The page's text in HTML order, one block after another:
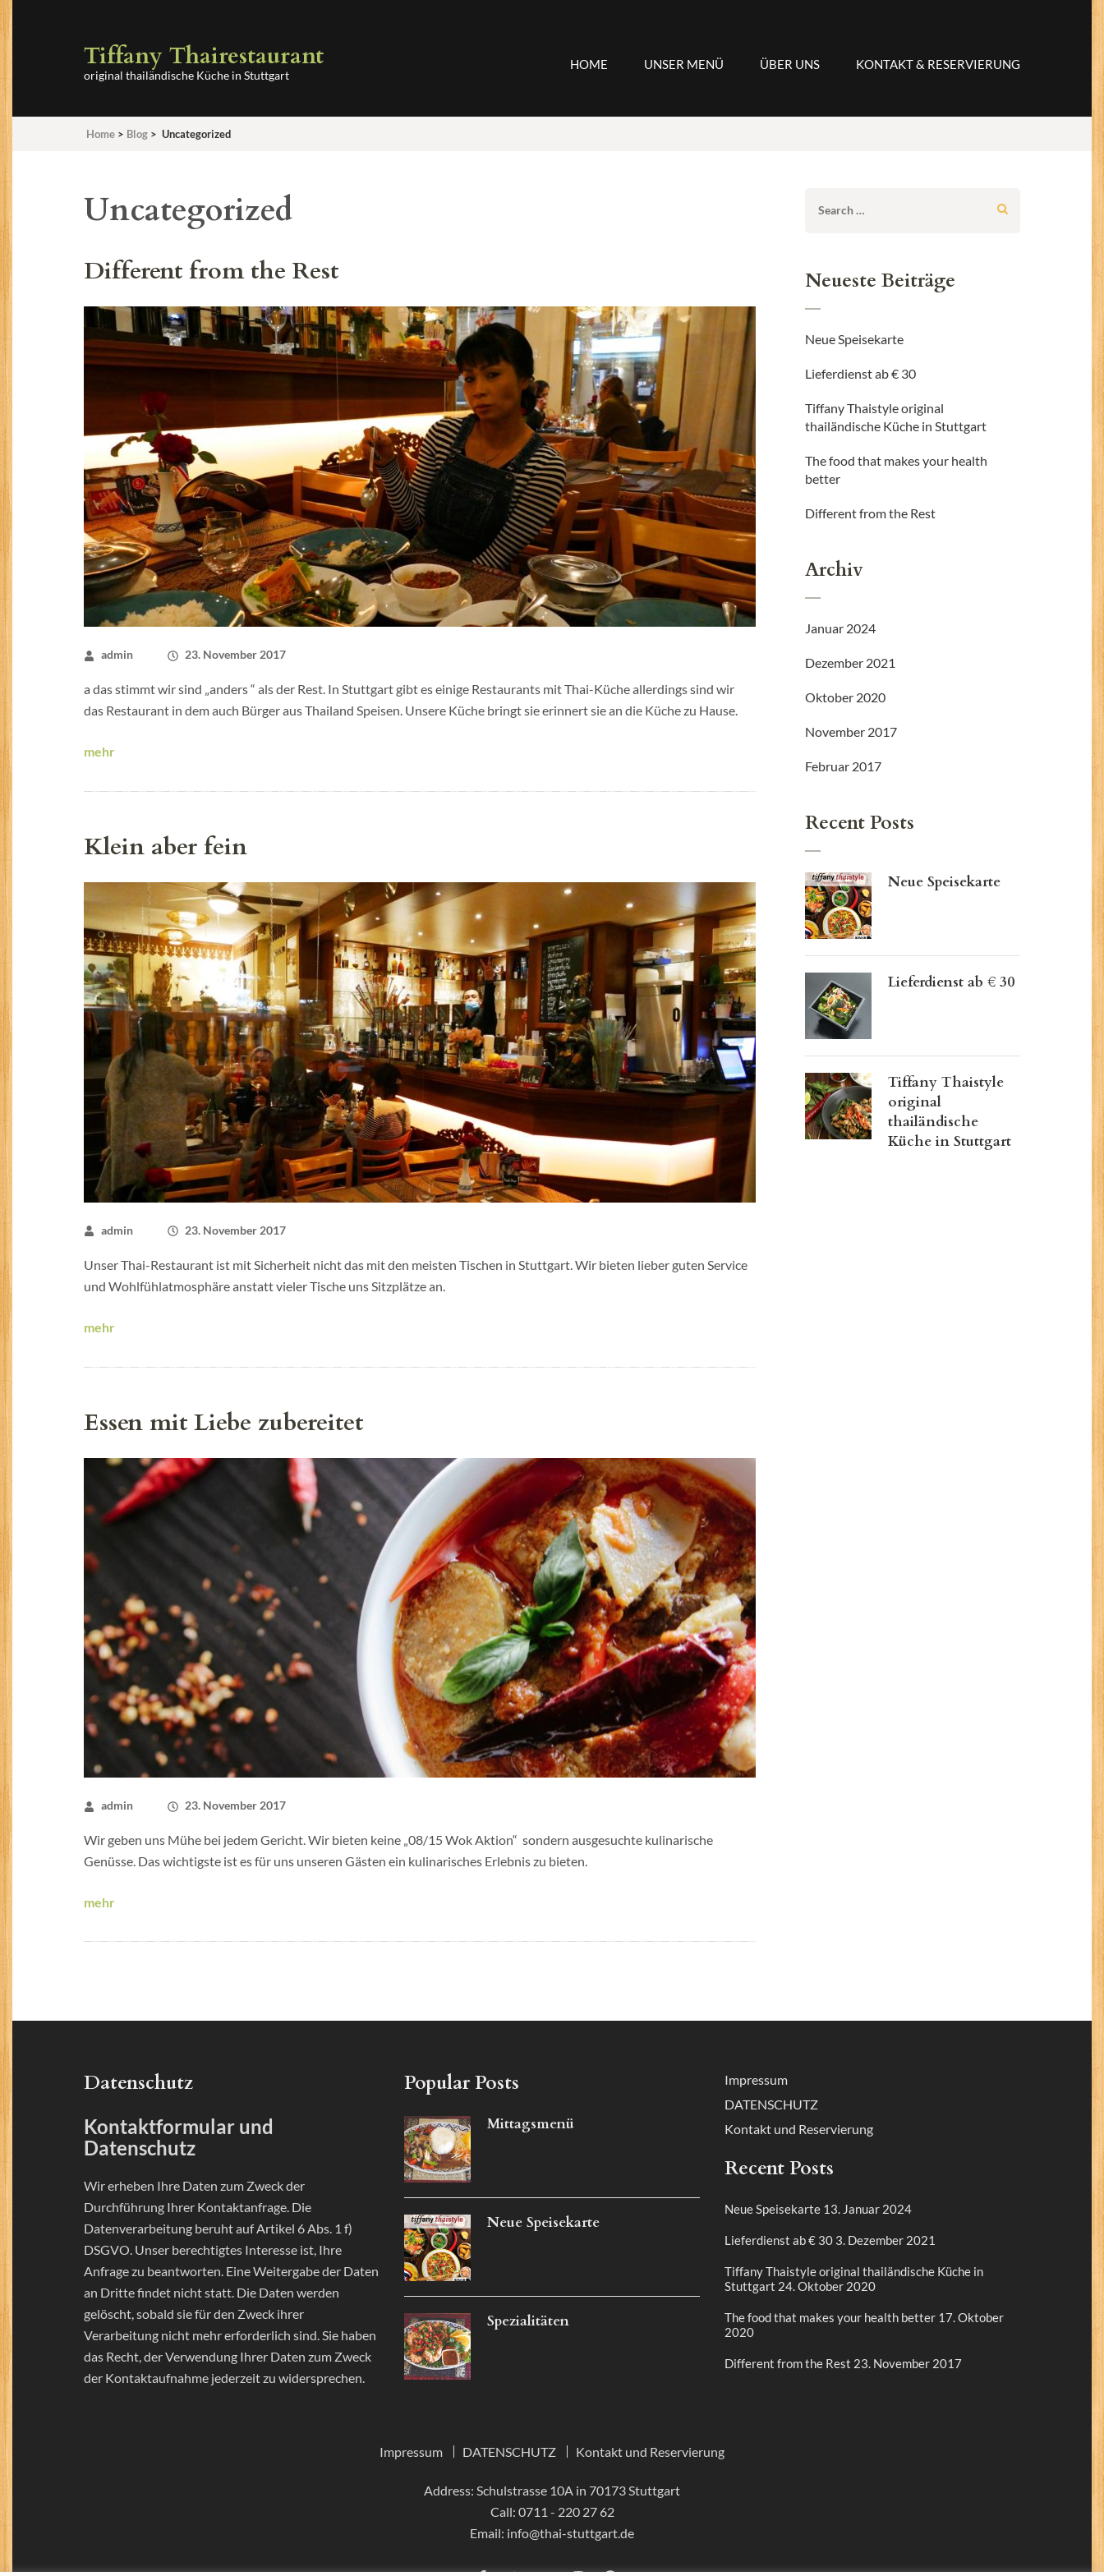
Tiffany Thairestaurant
original thailändische Küche in Stuttgart
HOME UNSER MENÜ ÜBER UNS KONTAKT & RESERVIERUNG
Home > Blog > Uncategorized
Uncategorized
Different from the Rest
admin 23. November 2017
a das stimmt wir sind „anders “ als der Rest. In Stuttgart gibt es einige Restaurants mit Thai-Küche allerdings sind wir
das Restaurant in dem auch Bürger aus Thailand Speisen. Unsere Küche bringt sie erinnert sie an die Küche zu Hause.
mehr
Klein aber fein
admin 23. November 2017
Unser Thai-Restaurant ist mit Sicherheit nicht das mit den meisten Tischen in Stuttgart. Wir bieten lieber guten Service
und Wohlfühlatmosphäre anstatt vieler Tische uns Sitzplätze an.
mehr
Essen mit Liebe zubereitet
admin 23. November 2017
Wir geben uns Mühe bei jedem Gericht. Wir bieten keine „08/15 Wok Aktion“ sondern ausgesuchte kulinarische
Genüsse. Das wichtigste ist es für uns unseren Gästen ein kulinarisches Erlebnis zu bieten.
mehr
Search
Neueste Beiträge
Neue Speisekarte
Lieferdienst ab € 30
Tiffany Thaistyle original
thailändische Küche in Stuttgart
The food that makes your health
better
Different from the Rest
Archiv
Januar 2024
Dezember 2021
Oktober 2020
November 2017
Februar 2017
Recent Posts
Neue Speisekarte
Lieferdienst ab € 30
Tiffany Thaistyle
original
thailändische
Küche in Stuttgart
Datenschutz
Kontaktformular und
Datenschutz
Wir erheben Ihre Daten zum Zweck der
Durchführung Ihrer Kontaktanfrage. Die
Datenverarbeitung beruht auf Artikel 6 Abs. 1 f)
DSGVO. Unser berechtigtes Interesse ist, Ihre
Anfrage zu beantworten. Eine Weitergabe der Daten
an Dritte findet nicht statt. Die Daten werden
gelöscht, sobald sie für den Zweck ihrer
Verarbeitung nicht mehr erforderlich sind. Sie haben
das Recht, der Verwendung Ihrer Daten zum Zweck
der Kontaktaufnahme jederzeit zu widersprechen.
Popular Posts
Mittagsmenü
Neue Speisekarte
Spezialitäten
Impressum
DATENSCHUTZ
Kontakt und Reservierung
Recent Posts
Neue Speisekarte 13. Januar 2024
Lieferdienst ab € 30 3. Dezember 2021
Tiffany Thaistyle original thailändische Küche in
Stuttgart 24. Oktober 2020
The food that makes your health better 17. Oktober
2020
Different from the Rest 23. November 2017
Impressum DATENSCHUTZ Kontakt und Reservierung
Address: Schulstrasse 10A in 70173 Stuttgart
Call: 0711 - 220 27 62
Email: info@thai-stuttgart.de